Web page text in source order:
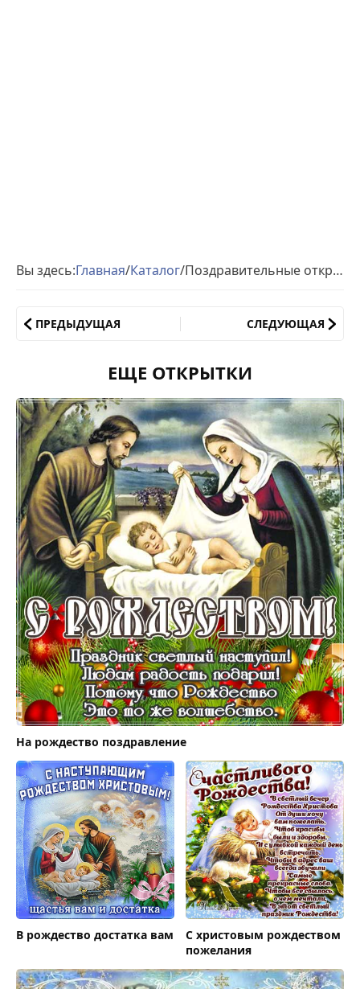
Вы здесь:Главная/Каталог/ Поздравительные открытки с Рождеством
ПРЕДЫДУЩАЯ СЛЕДУЮЩАЯ
ЕЩЕ ОТКРЫТКИ
На рождество поздравление
В рождество достатка вам
С христовым рождеством
пожелания